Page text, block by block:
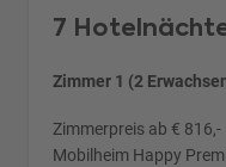
7
Zimmer 1 (2
Zimmerpreis ab € 816,-
Mobilheim Happy